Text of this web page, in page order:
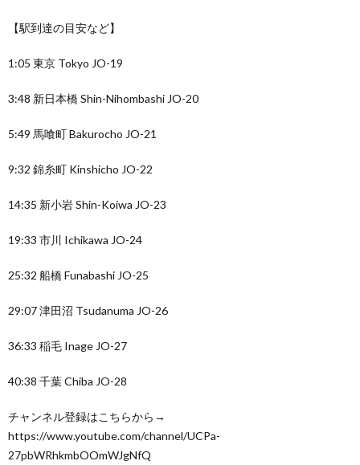
【駅到達の目安など】
1:05 東京 Tokyo JO-19
3:48 新日本橋 Shin-Nihombashi JO-20
5:49 馬喰町 Bakurocho JO-21
9:32 錦糸町 Kinshicho JO-22
14:35 新小岩 Shin-Koiwa JO-23
19:33 市川 Ichikawa JO-24
25:32 船橋 Funabashi JO-25
29:07 津田沼 Tsudanuma JO-26
36:33 稲毛 Inage JO-27
40:38 千葉 Chiba JO-28
チャンネル登録はこちらから→
https://www.youtube.com/channel/UCPa-
27pbWRhkmbOOmWJgNfQ